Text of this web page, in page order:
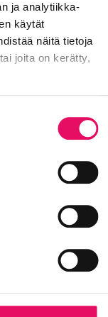
ja analytiikka-
käytät
näitä tietoja
joita on kerätty,